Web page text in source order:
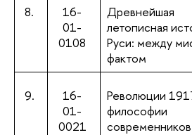
8.
16-
01-
0108
Древнейшая
летописная
Руси: между
фактом
9.
16-
01-
0021
Революции
философии
современников